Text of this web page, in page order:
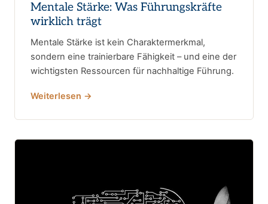
Mentale Stärke: Was Führungskräfte
wirklich trägt
Mentale Stärke ist kein Charaktermerkmal,
sondern eine trainierbare Fähigkeit – und eine der
wichtigsten Ressourcen für nachhaltige Führung.
Weiterlesen →